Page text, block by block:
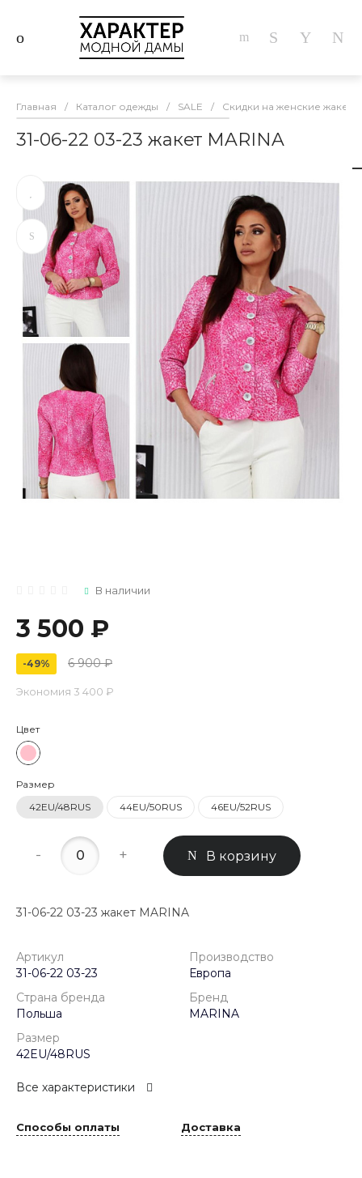
Главная / Каталог одежды / SALE / Скидки на женские жакеты
31-06-22 03-23 жакет MARINA
В наличии
3 500 ₽
-49% 6 900 ₽
Экономия 3 400 ₽
Цвет
Размер
42EU/48RUS
44EU/50RUS 46EU/52RUS
- + В корзину
31-06-22 03-23 жакет MARINA
Артикул
31-06-22 03-23
Производство
Европа
Страна бренда
Польша
Бренд
MARINA
Размер
42EU/48RUS
Все характеристики
Способы оплаты Доставка